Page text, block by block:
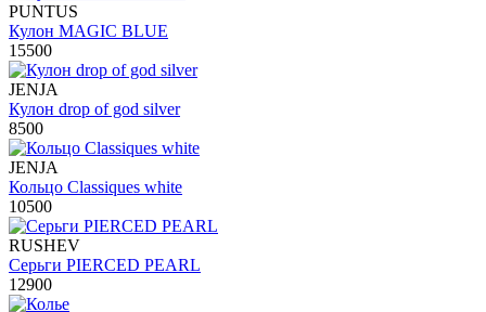
PUNTUS
Кулон MAGIC BLUE
15500
JENJA
Кулон drop of god silver
8500
JENJA
Кольцо Classiques white
10500
RUSHEV
Серьги PIERCED PEARL
12900